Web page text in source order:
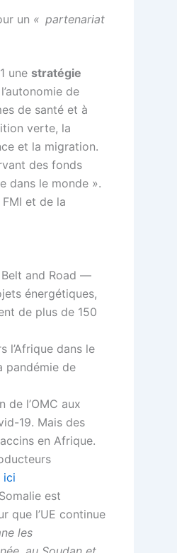
un « partenariat
une stratégie
de
de santé et à
verte, la
et la migration.
des fonds
dans le monde ».
et de la
and Road —
énergétiques,
de plus de 150
l’Afrique dans le
pandémie de
de l’OMC aux
19. Mais des
en Afrique.
ici
est
que l’UE continue
les